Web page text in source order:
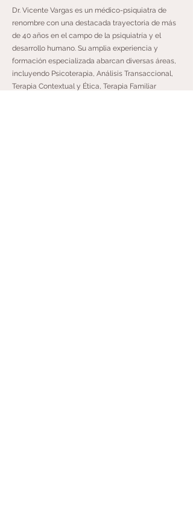
Dr. Vicente Vargas es un médico-psiquiatra de
renombre con una destacada trayectoria de más
de 40 años en el campo de la psiquiatría y el
desarrollo humano. Su amplia experiencia y
formación especializada abarcan diversas áreas,
incluyendo Psicoterapia, Análisis Transaccional,
Terapia Contextual y Ética, Terapia Familiar